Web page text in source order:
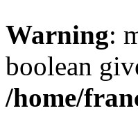
Warning:
boolean
/home/